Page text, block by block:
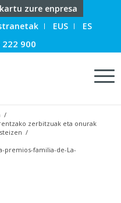
zure enpresa
EUS ES
900
/
zerbitzuak eta onurak
/
premios-familia-de-La-